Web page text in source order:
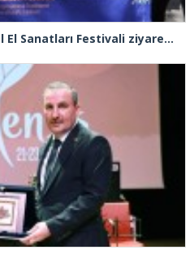
20. Uluslararası Geleneksel El Sanatları Festivali ziyaretçi rekoru kırdı